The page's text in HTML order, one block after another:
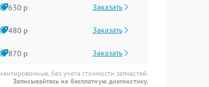
630 р Заказать
480 р Заказать
870 р Заказать
без учета стоимости запчастей.
Записывайтесь на бесплатную диагностику.